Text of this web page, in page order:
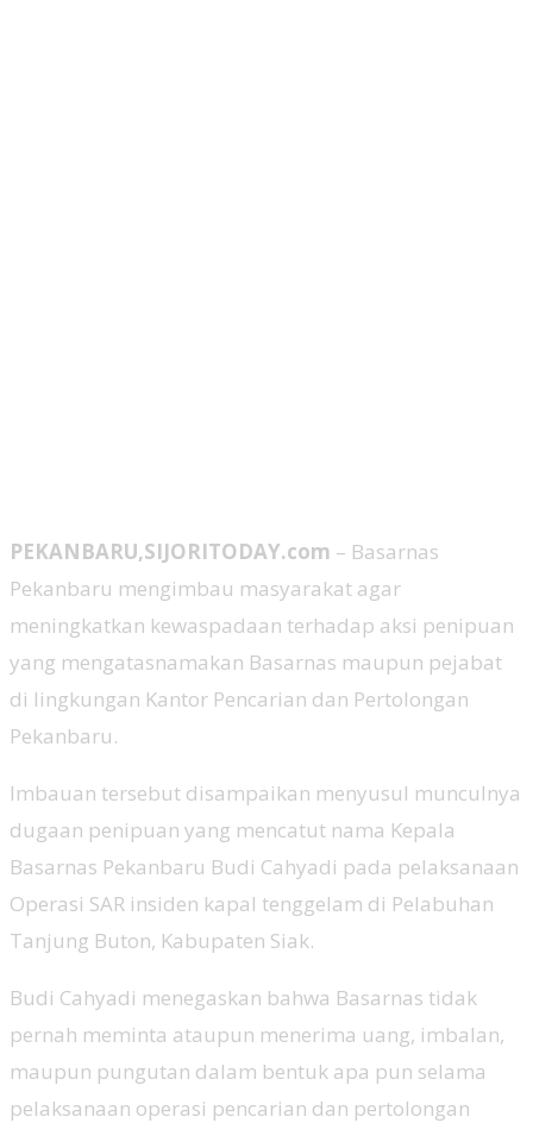
PEKANBARU,SIJORITODAY.com – Basarnas
Pekanbaru mengimbau masyarakat agar
meningkatkan kewaspadaan terhadap aksi penipuan
yang mengatasnamakan Basarnas maupun pejabat
di lingkungan Kantor Pencarian dan Pertolongan
Pekanbaru.
Imbauan tersebut disampaikan menyusul munculnya
dugaan penipuan yang mencatut nama Kepala
Basarnas Pekanbaru Budi Cahyadi pada pelaksanaan
Operasi SAR insiden kapal tenggelam di Pelabuhan
Tanjung Buton, Kabupaten Siak.
Budi Cahyadi menegaskan bahwa Basarnas tidak
pernah meminta ataupun menerima uang, imbalan,
maupun pungutan dalam bentuk apa pun selama
pelaksanaan operasi pencarian dan pertolongan